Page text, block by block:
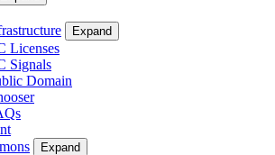
Expand
Licenses
Signals
Domain
Expand